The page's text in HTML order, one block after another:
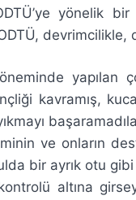
yönelik
yapılan
kavramış,
ve onların
bir ayrık otu
altına